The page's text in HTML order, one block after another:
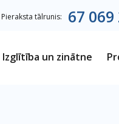
Pieraksta tālrunis: 67 069
Izglītība un zinātne